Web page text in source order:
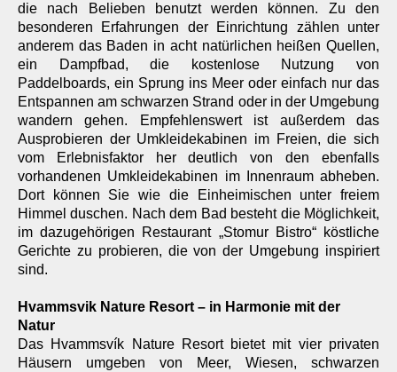
die nach Belieben benutzt werden können. Zu den
besonderen Erfahrungen der Einrichtung zählen unter
anderem das Baden in acht natürlichen heißen Quellen,
ein Dampfbad, die kostenlose Nutzung von
Paddelboards, ein Sprung ins Meer oder einfach nur das
Entspannen am schwarzen Strand oder in der Umgebung
wandern gehen. Empfehlenswert ist außerdem das
Ausprobieren der Umkleidekabinen im Freien, die sich
vom Erlebnisfaktor her deutlich von den ebenfalls
vorhandenen Umkleidekabinen im Innenraum abheben.
Dort können Sie wie die Einheimischen unter freiem
Himmel duschen. Nach dem Bad besteht die Möglichkeit,
im dazugehörigen Restaurant „Stomur Bistro“ köstliche
Gerichte zu probieren, die von der Umgebung inspiriert
sind.
Hvammsvik Nature Resort – in Harmonie mit der
Natur
Das Hvammsvík Nature Resort bietet mit vier privaten
Häusern umgeben von Meer, Wiesen, schwarzen